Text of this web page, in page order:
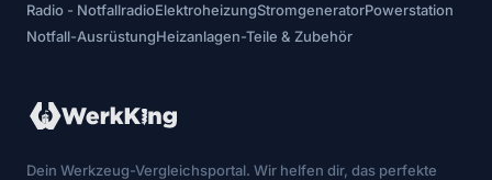
Radio - NotfallradioElektroheizungStromgeneratorPowerstation
Notfall-AusrüstungHeizanlagen-Teile & Zubehör
Dein Werkzeug-Vergleichsportal. Wir helfen dir, das perfekte